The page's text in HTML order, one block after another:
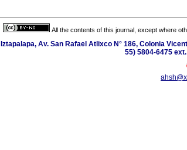
All the contents of this journal, except where
Av. San Rafael Atlixco N° 186, Colonia
55) 5804-6475